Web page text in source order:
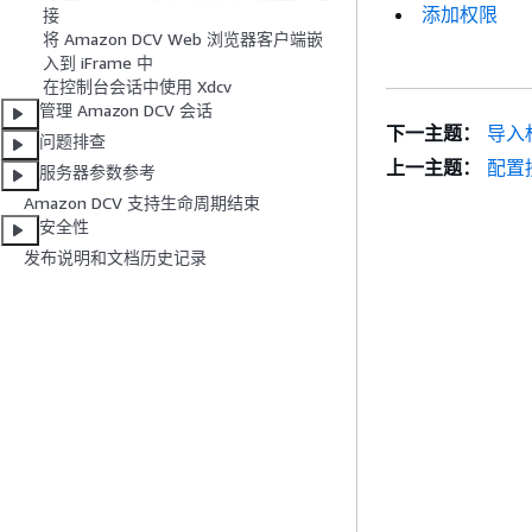
接
将 Amazon DCV Web 浏览器客户端嵌
入到 iFrame 中
在控制台会话中使用 Xdcv
管理 Amazon DCV 会话
问题排查
服务器参数参考
Amazon DCV 支持生命周期结束
安全性
发布说明和文档历史记录
添加权限
下一主题：
导入
上一主题：
配置